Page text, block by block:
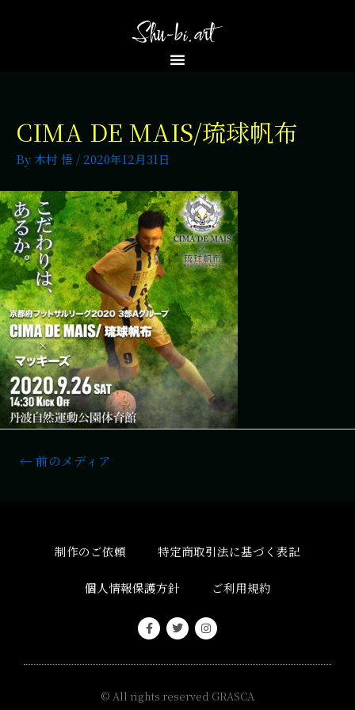
CIMA DE MAIS/琉球帆布
By 木村 悟 / 2020年12月31日
← 前のメディア
制作のご依頼 特定商取引法に基づく表記
個人情報保護方針 ご利用規約
© All rights reserved GRASCA